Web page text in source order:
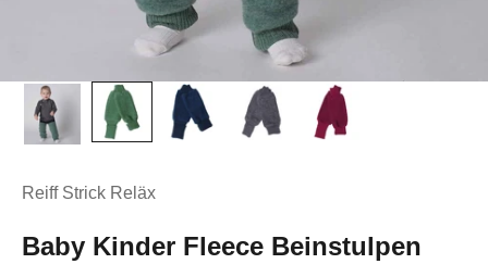
Reiff Strick Reläx
Baby Kinder Fleece Beinstulpen